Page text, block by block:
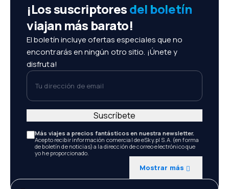
¡Los suscriptoresdel boletín
viajan más barato!
El boletín incluye ofertas especiales que no
encontrarás en ningún otro sitio. ¡Únete y
disfruta!
Tu dirección de email
Más viajes a precios fantásticos en nuestra newsletter.
Acepto recibir información comercial de eSky.pl S.A. (en forma
de boletín de noticias) a la dirección de correo electrónico que
yo he proporcionado.
Mostrar más
Suscríbete